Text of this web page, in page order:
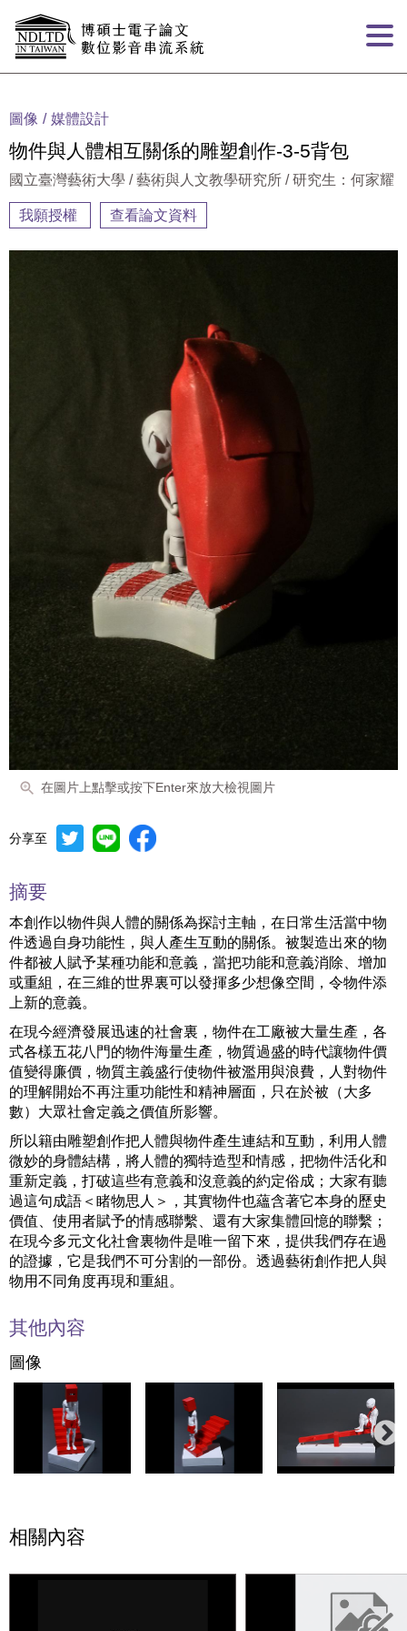
圖像 媒體設計
物件與人體相互關係的雕塑創作-3-5背包
國立臺灣藝術大學 / 藝術與人文教學研究所 / 研究生：何家耀
我願授權 查看論文資料
在圖片上點擊或按下Enter來放大檢視圖片
分享至
摘要
本創作以物件與人體的關係為探討主軸，在日常生活當中物
件透過自身功能性，與人產生互動的關係。被製造出來的物
件都被人賦予某種功能和意義，當把功能和意義消除、增加
或重組，在三維的世界裏可以發揮多少想像空間，令物件添
上新的意義。
在現今經濟發展迅速的社會裏，物件在工廠被大量生產，各
式各樣五花八門的物件海量生產，物質過盛的時代讓物件價
值變得廉價，物質主義盛行使物件被濫用與浪費，人對物件
的理解開始不再注重功能性和精神層面，只在於被（大多
數）大眾社會定義之價值所影響。
所以籍由雕塑創作把人體與物件產生連結和互動，利用人體
微妙的身體結構，將人體的獨特造型和情感，把物件活化和
重新定義，打破這些有意義和沒意義的約定俗成；大家有聽
過這句成語＜睹物思人＞，其實物件也蘊含著它本身的歷史
價值、使用者賦予的情感聯繫、還有大家集體回憶的聯繫；
在現今多元文化社會裏物件是唯一留下來，提供我們存在過
的證據，它是我們不可分割的一部份。透過藝術創作把人與
物用不同角度再現和重組。
其他內容
圖像
相關內容